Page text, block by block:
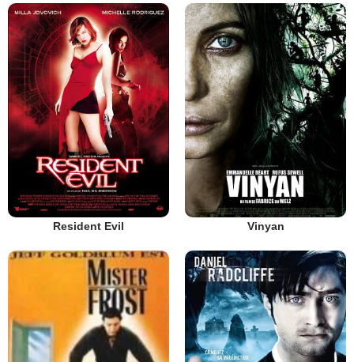
Resident Evil Vinyan